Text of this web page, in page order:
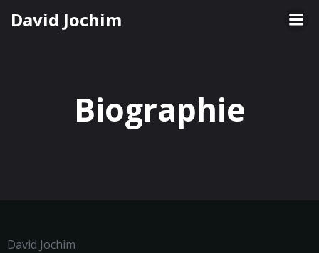
David Jochim
Biographie
David Jochim